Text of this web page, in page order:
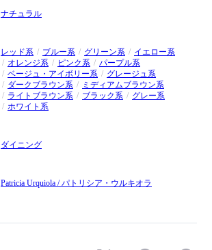
ナチュラル
レッド系
ブルー系 グリーン系
イエロー系
オレンジ系
ピンク系
パープル系
ベージュ・アイボリー系
グレージュ系
ダークブラウン系
ミディアムブラウン系
ライトブラウン系
ブラック系
グレー系
ホワイト系
ダイニング
Patricia Urquiola / パトリシア・ウルキオラ